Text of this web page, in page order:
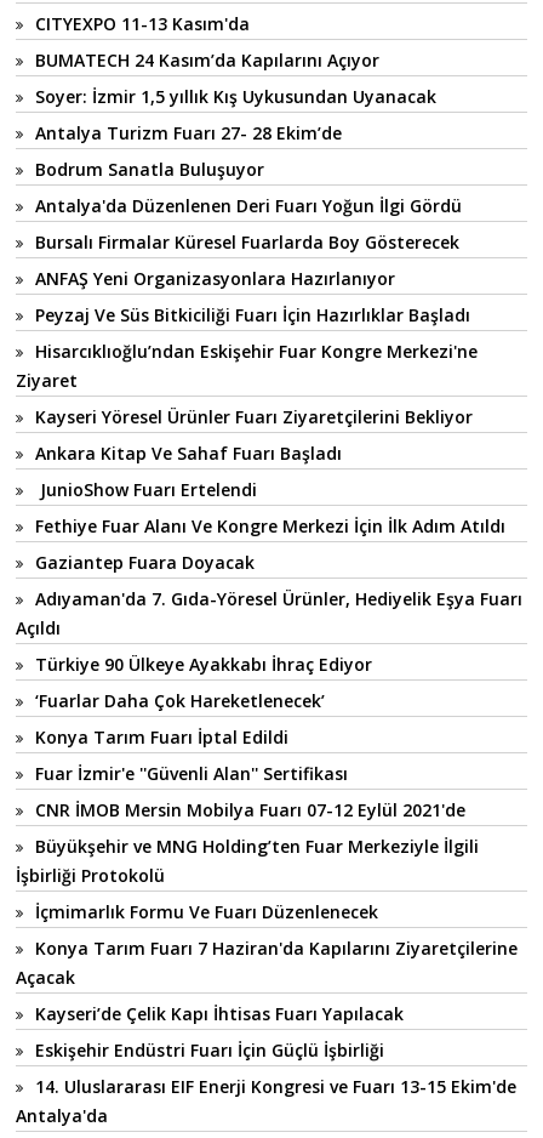
CITYEXPO 11-13 Kasım'da
BUMATECH 24 Kasım’da Kapılarını Açıyor
Soyer: İzmir 1,5 yıllık Kış Uykusundan Uyanacak
Antalya Turizm Fuarı 27- 28 Ekim’de
Bodrum Sanatla Buluşuyor
Antalya'da Düzenlenen Deri Fuarı Yoğun İlgi Gördü
Bursalı Firmalar Küresel Fuarlarda Boy Gösterecek
ANFAŞ Yeni Organizasyonlara Hazırlanıyor
Peyzaj Ve Süs Bitkiciliği Fuarı İçin Hazırlıklar Başladı
Hisarcıklıoğlu’ndan Eskişehir Fuar Kongre Merkezi'ne
Ziyaret
Kayseri Yöresel Ürünler Fuarı Ziyaretçilerini Bekliyor
Ankara Kitap Ve Sahaf Fuarı Başladı
JunioShow Fuarı Ertelendi
Fethiye Fuar Alanı Ve Kongre Merkezi İçin İlk Adım Atıldı
Gaziantep Fuara Doyacak
Adıyaman'da 7. Gıda-Yöresel Ürünler, Hediyelik Eşya Fuarı
Açıldı
Türkiye 90 Ülkeye Ayakkabı İhraç Ediyor
‘Fuarlar Daha Çok Hareketlenecek’
Konya Tarım Fuarı İptal Edildi
Fuar İzmir'e ''Güvenli Alan'' Sertifikası
CNR İMOB Mersin Mobilya Fuarı 07-12 Eylül 2021'de
Büyükşehir ve MNG Holding’ten Fuar Merkeziyle İlgili
İşbirliği Protokolü
İçmimarlık Formu Ve Fuarı Düzenlenecek
Konya Tarım Fuarı 7 Haziran'da Kapılarını Ziyaretçilerine
Açacak
Kayseri’de Çelik Kapı İhtisas Fuarı Yapılacak
Eskişehir Endüstri Fuarı İçin Güçlü İşbirliği
14. Uluslararası EIF Enerji Kongresi ve Fuarı 13-15 Ekim'de
Antalya'da